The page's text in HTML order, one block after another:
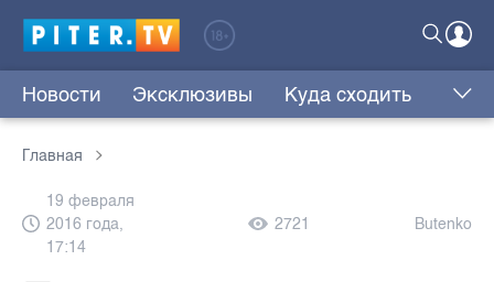
Новости Эксклюзивы Куда сходить
Главная
19 февраля
2016 года,
17:14
2721 Butenko